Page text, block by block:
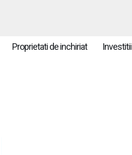
Proprietati de inchiriat Investitii